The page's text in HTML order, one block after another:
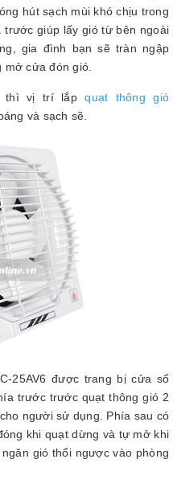
hút sạch mùi khó chịu trong
giúp lấy gió từ bên ngoài
gia đình bạn sẽ tràn ngập
cửa đón gió.
thì vị trí lắpquạt thông gió
và sạch sẽ.
25AV6 được trang bị cửa số
trước trước quạt thông gió 2
người sử dụng. Phía sau có
khi quạt dừng và tự mở khi
gió thổi ngược vào phòng